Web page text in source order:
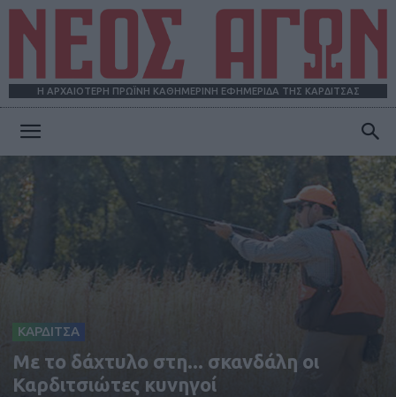
Η ΑΡΧΑΙΟΤΕΡΗ ΠΡΩΪΝΗ ΚΑΘΗΜΕΡΙΝΗ ΕΦΗΜΕΡΙΔΑ ΤΗΣ ΚΑΡΔΙΤΣΑΣ
ΑΓΩΝ
ΚΑΡΔΙΤΣΑ
Με το δάχτυλο στη... σκανδάλη οι
Καρδιτσιώτες κυνηγοί